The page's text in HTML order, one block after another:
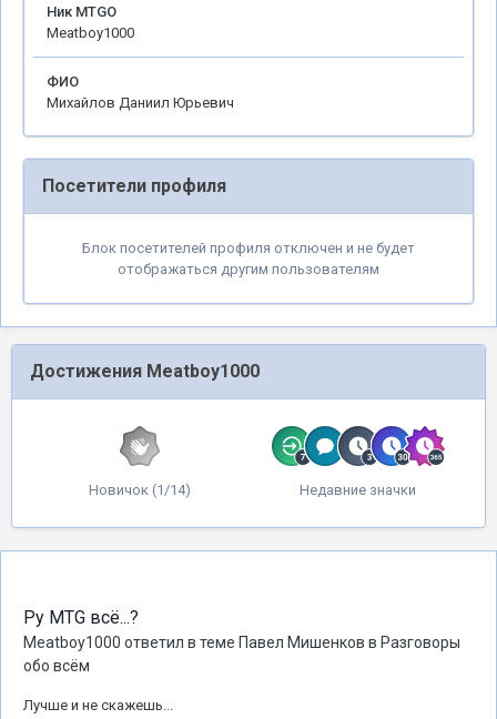
Ник MTGO
Meatboy1000
ФИО
Михайлов Даниил Юрьевич
Посетители профиля
Блок посетителей профиля отключен и не будет
отображаться другим пользователям
Достижения Meatboy1000
Новичок (1/14) Недавние значки
Ру MTG всё...?
Meatboy1000 ответил в теме Павел Мишенков в Разговоры
обо всём
Лучше и не скажешь...